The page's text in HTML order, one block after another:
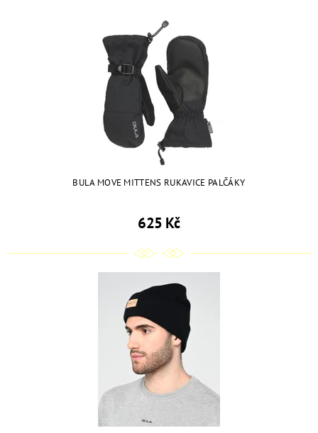
BULA MOVE MITTENS RUKAVICE PALČÁKY
625 Kč